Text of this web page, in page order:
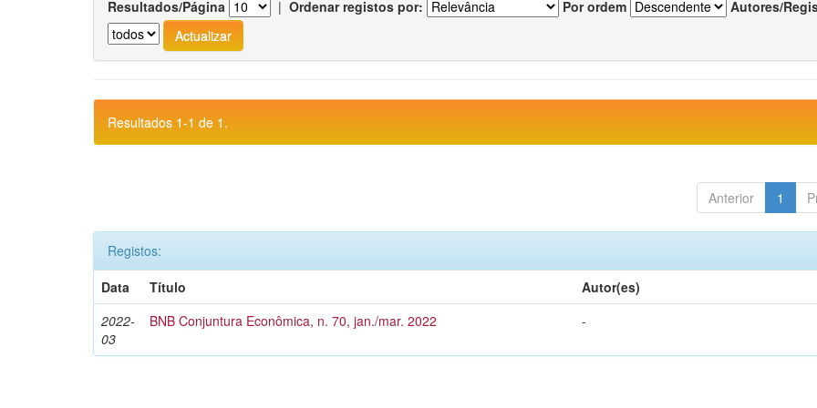
Resultados/Página | Ordenar registos por: Por ordem Autores/
Resultados 1-1 de 1.
Anterior 1
Registos:
Data
Título
Autor(es)
2022-
03
BNB Conjuntura Econômica, n. 70, jan./mar. 2022 -